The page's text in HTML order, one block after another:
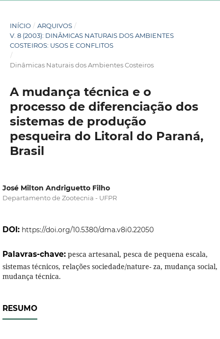
INÍCIO / ARQUIVOS /
V. 8 (2003): DINÂMICAS NATURAIS DOS AMBIENTES
COSTEIROS: USOS E CONFLITOS
/
Dinâmicas Naturais dos Ambientes Costeiros
A mudança técnica e o
processo de diferenciação dos
sistemas de produção
pesqueira do Litoral do Paraná,
Brasil
José Milton Andriguetto Filho
Departamento de Zootecnia - UFPR
DOI: https://doi.org/10.5380/dma.v8i0.22050
Palavras-chave: pesca artesanal, pesca de pequena escala,
sistemas técnicos, relações sociedade/nature- za, mudança social,
mudança técnica.
RESUMO